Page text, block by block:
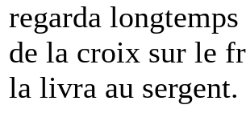
regarda
de la croix sur le
la livra au sergent.